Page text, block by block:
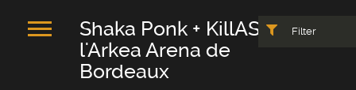
Shaka Ponk + KillASon à
l'Arkea Arena de
Bordeaux
Filter